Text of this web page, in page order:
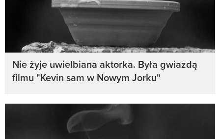
Nie żyje uwielbiana aktorka. Była gwiazdą
filmu "Kevin sam w Nowym Jorku"